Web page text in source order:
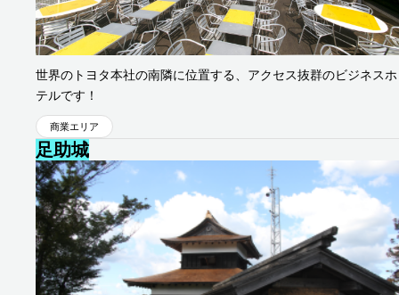
世界のトヨタ本社の南隣に位置する、アクセス抜群のビジネスホ
テルです！
商業エリア
足助城